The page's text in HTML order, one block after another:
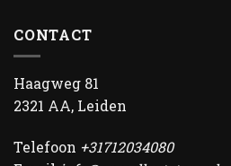
CONTACT
Haagweg 81
2321 AA, Leiden
Telefoon +31712034080